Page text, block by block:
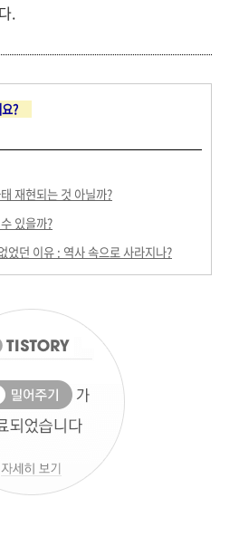
.
?
재현되는 것 아닐까?
있을까?
었던 이유 : 역사 속으로 사라지나?